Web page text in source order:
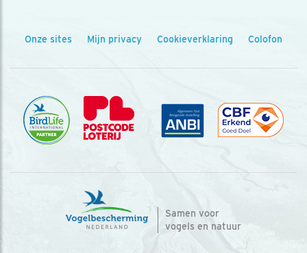
Onze sites Mijn privacy Cookieverklaring Colofon
Samen voor
vogels en natuur